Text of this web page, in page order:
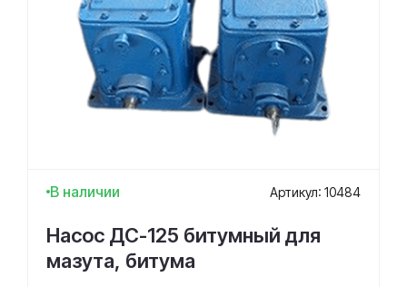
В наличии Артикул: 10484
Насос ДС-125 битумный для
мазута, битума